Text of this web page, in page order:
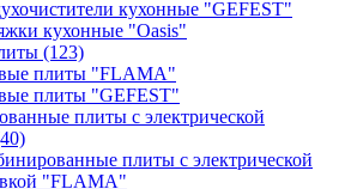
кухонные "GEFEST"
кухонные "Oasis"
(123)
плиты "FLAMA"
плиты "GEFEST"
плиты с электрической
плиты с электрической
"FLAMA"